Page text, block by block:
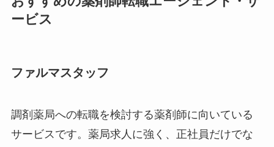
ービス
ファルマスタッフ
調剤薬局への転職を検討する薬剤師に向いている
サービスです。薬局求人に強く、正社員だけでな